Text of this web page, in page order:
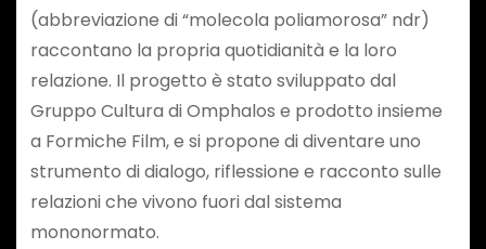
(abbreviazione di “molecola poliamorosa” ndr)
raccontano la propria quotidianità e la loro
relazione. Il progetto è stato sviluppato dal
Gruppo Cultura di Omphalos e prodotto insieme
a Formiche Film, e si propone di diventare uno
strumento di dialogo, riflessione e racconto sulle
relazioni che vivono fuori dal sistema
mononormato.